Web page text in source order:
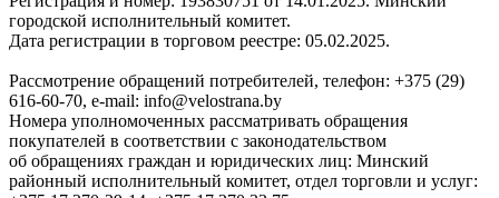
городской исполнительный комитет.
Дата регистрации в торговом реестре: 05.02.2025.
Рассмотрение обращений потребителей, телефон: +375 (29)
616-60-70, e-mail: info@velostrana.by
Номера уполномоченных рассматривать обращения
покупателей в соответствии с законодательством
об обращениях граждан и юридических лиц: Минский
районный исполнительный комитет, отдел торговли и услуг: